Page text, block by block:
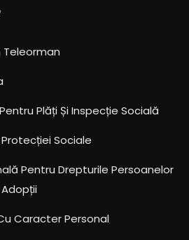
Plăți Și Inspecție Socială
Protecției Sociale
Pentru Drepturile Persoanelor
Caracter Personal